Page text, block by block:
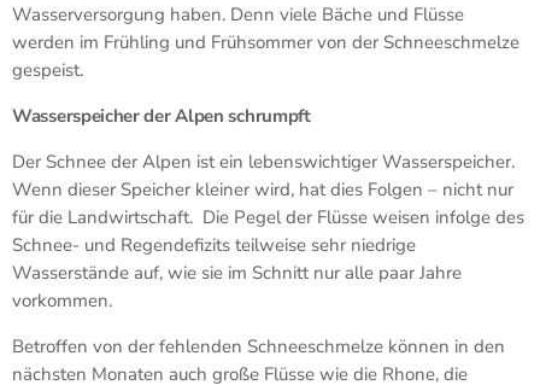
Wasserversorgung haben. Denn viele Bäche und Flüsse
werden im Frühling und Frühsommer von der Schneeschmelze
gespeist.
Wasserspeicher der Alpen schrumpft
Der Schnee der Alpen ist ein lebenswichtiger Wasserspeicher.
Wenn dieser Speicher kleiner wird, hat dies Folgen – nicht nur
für die Landwirtschaft. Die Pegel der Flüsse weisen infolge des
Schnee- und Regendefizits teilweise sehr niedrige
Wasserstände auf, wie sie im Schnitt nur alle paar Jahre
vorkommen.
Betroffen von der fehlenden Schneeschmelze können in den
nächsten Monaten auch große Flüsse wie die Rhone, die